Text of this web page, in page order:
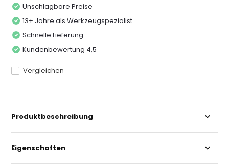
Unschlagbare Preise
13+ Jahre als Werkzeugspezialist
Schnelle Lieferung
Kundenbewertung 4,5
Vergleichen
Produktbeschreibung
Eigenschaften